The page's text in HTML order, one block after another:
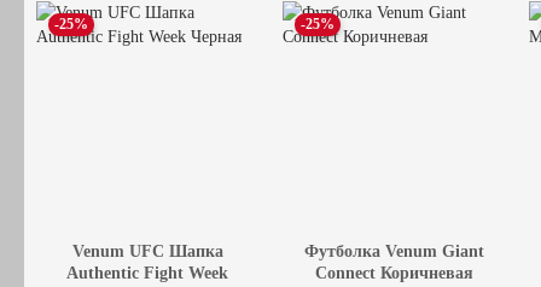
-25%
Venum UFC Шапка
Authentic Fight Week
-25%
Футболка Venum Giant
Connect Коричневая